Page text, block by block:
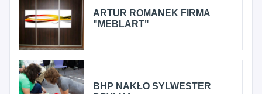
ARTUR ROMANEK FIRMA
"MEBLART"
BHP NAKŁO SYLWESTER